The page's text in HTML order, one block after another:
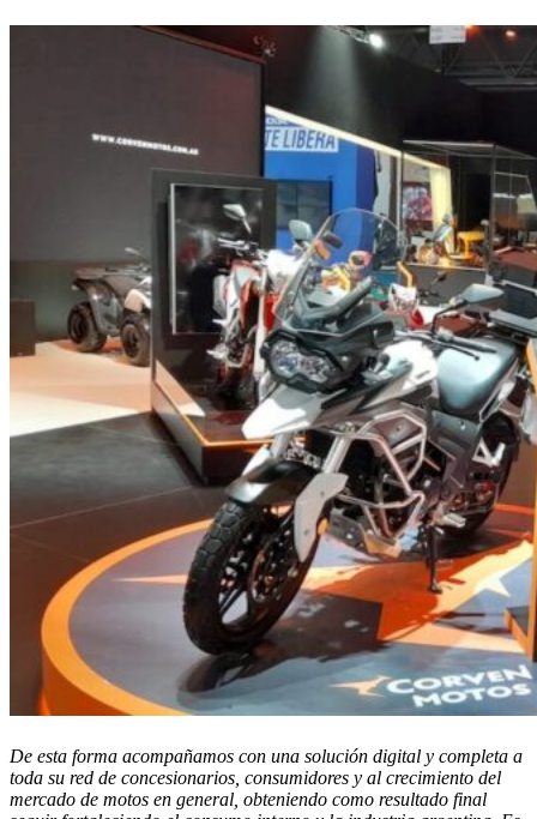
De esta forma acompañamos con una solución digital y completa a
toda su red de concesionarios, consumidores y al crecimiento del
mercado de motos en general, obteniendo como resultado final